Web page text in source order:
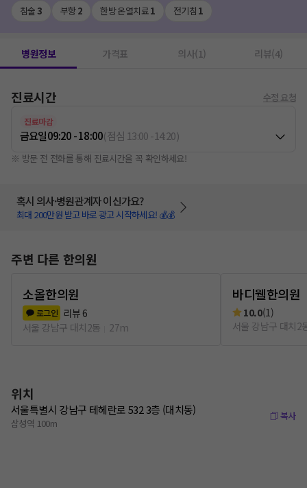
침술3 부항2 한방 온열치료1 전기침 1
병원정보 가격표 의사(1) 리뷰(4)
진료시간 수정 요청
진료마감
금요일09:20 - 18:00(점심 13:00-14:20)
※ 방문 전 전화를 통해 진료시간을 꼭 확인하세요!
혹시 의사·병원관계자 이신가요?
최대 200만원 받고 바로 광고 시작하세요! 💰💰
주변 다른 한의원
소올한의원
로그인 리뷰 6
서울 강남구 대치2동
27m
바디웰한의원
10.0(1)
서울 강남구 대치2
위치
서울특별시 강남구 테헤란로 532 3층 (대치동)
삼성역 100m
복사